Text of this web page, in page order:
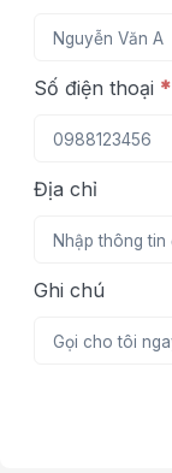
Số điện thoại *
Địa chỉ
Ghi chú